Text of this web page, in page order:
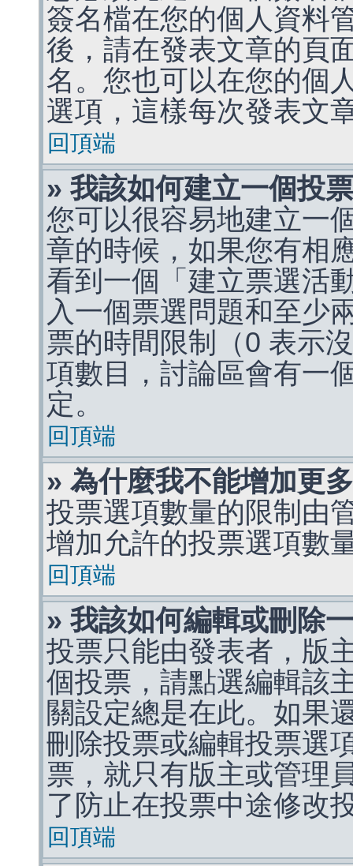
簽名檔在您的個人資料
後，請在發表文章的頁
名。您也可以在您的個
選項，這樣每次發表文
回頂端
» 我該如何建立一個投
您可以很容易地建立一
章的時候，如果您有相
看到一個「建立票選活
入一個票選問題和至少
票的時間限制（0 表示
項數目，討論區會有一
定。
回頂端
» 為什麼我不能增加更
投票選項數量的限制由
增加允許的投票選項數
回頂端
» 我該如何編輯或刪除
投票只能由發表者，版
個投票，請點選編輯該
關設定總是在此。如果
刪除投票或編輯投票選
票，就只有版主或管理
了防止在投票中途修改
回頂端